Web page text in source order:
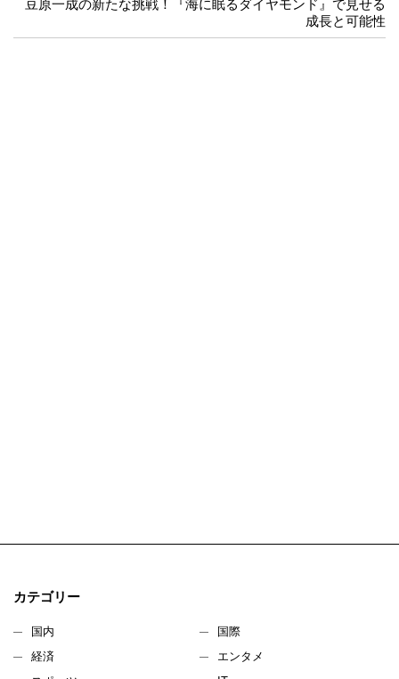
豆原一成の新たな挑戦！『海に眠るダイヤモンド』で見せる
成長と可能性
カテゴリー
国内
国際
経済
エンタメ